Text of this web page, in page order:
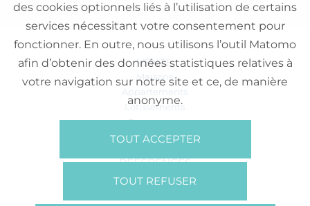
VENTE
Maisons
Appartements
Lotissements
Commerces
Bureaux
RÉFÉRENCES
SUR NOUS
des cookies optionnels liés à l’utilisation de certains
services nécessitant votre consentement pour
fonctionner. En outre, nous utilisons l’outil Matomo
afin d’obtenir des données statistiques relatives à
votre navigation sur notre site et ce, de manière
anonyme.
TOUT ACCEPTER
TOUT REFUSER